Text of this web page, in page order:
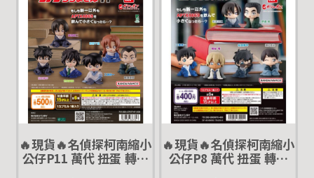
🔥現貨🔥名偵探柯南縮小
公仔P11 萬代 扭蛋 轉蛋
🔥現貨🔥名偵探柯南縮小
公仔P8 萬代 扭蛋 轉蛋